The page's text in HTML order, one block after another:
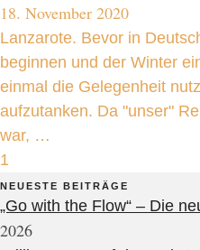
18. November 2020
Lanzarote. Bevor in
beginnen und der Winter
einmal die Gelegenheit
aufzutanken. Da "unser"
war, …
1
NEUESTE BEITRÄGE
„Go with the Flow“ – Die
2026